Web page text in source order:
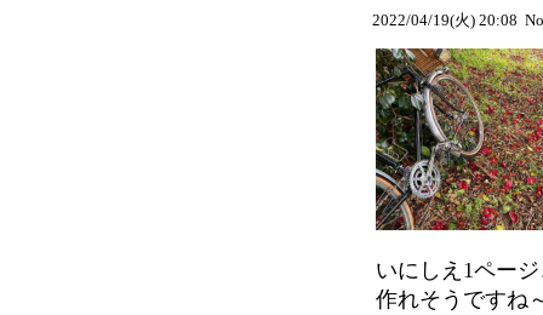
2022/04/19(火) 20:08
いにしえ1ペー
作れそうですね